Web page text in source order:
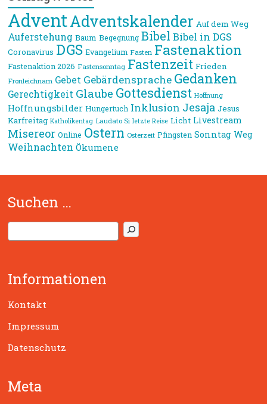
AdventAdventskalender Auf dem Weg
Auferstehung Baum Begegnung Bibel Bibel in DGS
Coronavirus DGS Evangelium Fasten Fastenaktion
Fastenaktion 2026 Fastensonntag Fastenzeit Frieden
Fronleichnam Gebet Gebärdensprache Gedanken
Gerechtigkeit Glaube Gottesdienst Hoffnung
Hoffnungsbilder Hungertuch Inklusion Jesaja Jesus
Karfreitag Katholikentag Laudato Si letzte Reise Licht Livestream
Misereor Online Ostern Osterzeit Pfingsten Sonntag Weg
Weihnachten Ökumene
Suchen …
u
e
n
Informationen
Kontakt
Impressum
Datenschutz
Meta